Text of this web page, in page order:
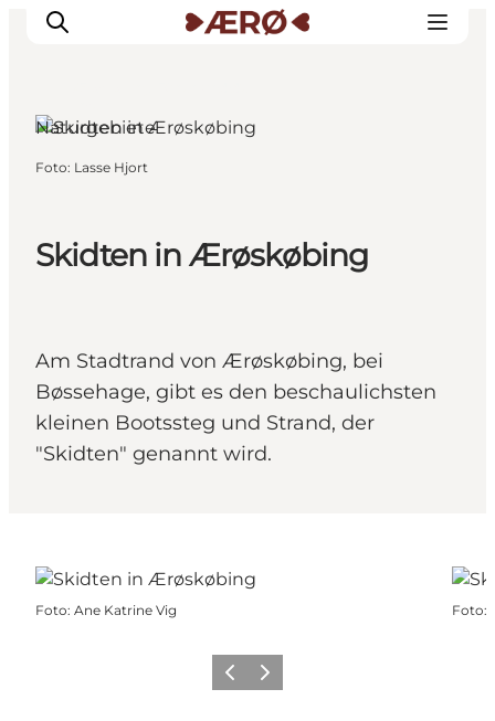
Erleben
Skidten in Ærøskøbing
Am Stadtrand von Ærøskøbing, bei
Bøssehage, gibt es den beschaulichsten
kleinen Bootssteg und Strand, der
"Skidten" genannt wird.
Naturgebiete
Foto: Lasse Hjort
Foto: Ane Katrine Vig Foto:
ZurückWeiter